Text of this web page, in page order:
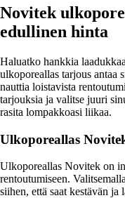
Novitek
edullinen hinta
Haluatko hankkia
ulkoporeallas tarjous antaa
nauttia loistavista
tarjouksia ja valitse juuri
rasita lompakkoasi liikaa.
Ulkoporeallas
Ulkoporeallas Novitek on
rentoutumiseen.
siihen, että saat kestävän